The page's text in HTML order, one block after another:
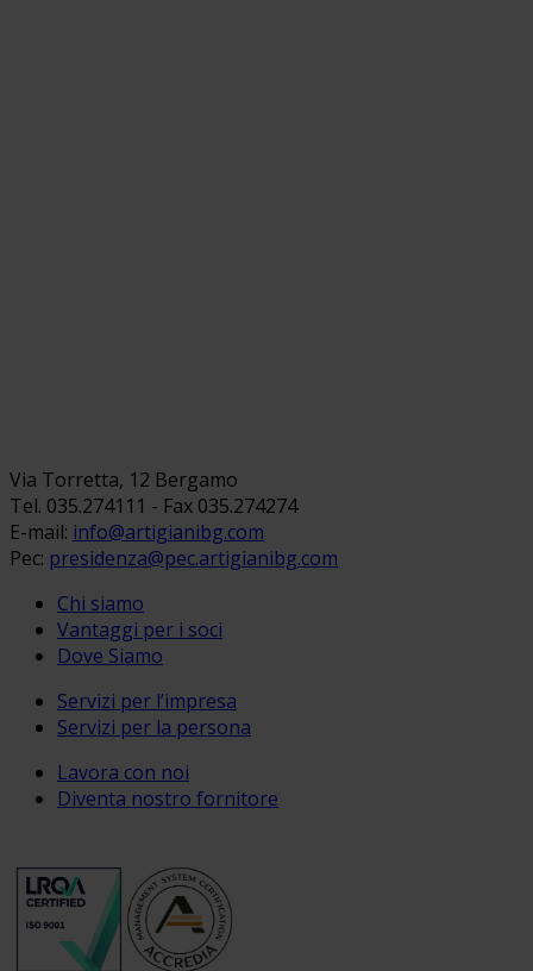
Via Torretta, 12 Bergamo
Tel. 035.274111 - Fax 035.274274
E-mail: info@artigianibg.com
Pec: presidenza@pec.artigianibg.com
Chi siamo
Vantaggi per i soci
Dove Siamo
Servizi per l’impresa
Servizi per la persona
Lavora con noi
Diventa nostro fornitore